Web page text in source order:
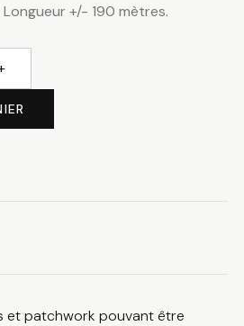
+/- 190 mètres.
et patchwork pouvant être